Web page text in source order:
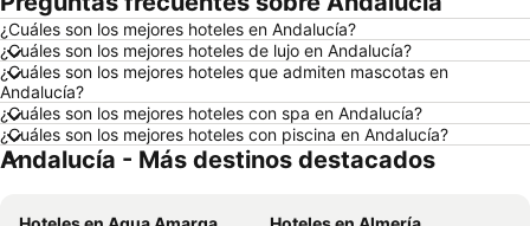
Hoteles en Roma
Hoteles en Ciudad de México
Hoteles en Pereira
Hoteles en Orlando
Hoteles en Villavicencio
Hoteles en Río de Janeiro
Hoteles en Girardot
Hoteles en Panamá
Hoteles en Santiago de Chile
Hoteles en Madrid
¿Cuáles son los mejores hoteles en Andalucía?
¿Cuáles son los mejores hoteles de lujo en Andalucía?
¿Cuáles son los mejores hoteles que admiten mascotas en
Andalucía?
¿Cuáles son los mejores hoteles con spa en Andalucía?
¿Cuáles son los mejores hoteles con piscina en Andalucía?
Andalucía - Más destinos destacados